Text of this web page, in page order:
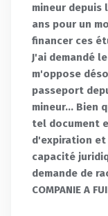
mineur depuis
ans pour un
financer ces
J'ai demandé
m'oppose
passeport
mineur... Bien
tel document
d'expiration et
capacité
demande de
COMPANIE A